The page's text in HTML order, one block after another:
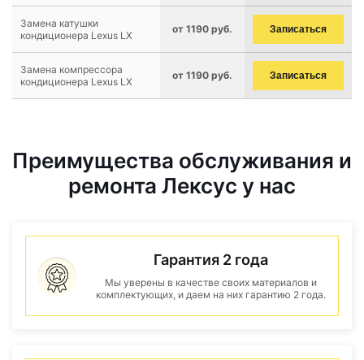
Замена катушки
кондиционера Lexus LX
от 1190 руб. Записаться
Замена компрессора
кондиционера Lexus LX
от 1190 руб. Записаться
Преимущества обслуживания и
ремонта Лексус у нас
Гарантия 2 года
Мы уверены в качестве своих материалов и
комплектующих, и даем на них гарантию 2 года.